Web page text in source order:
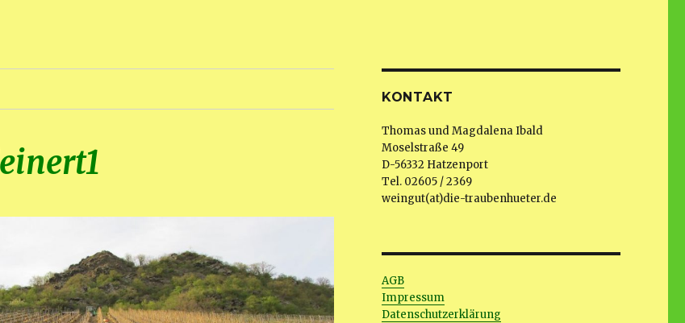
KONTAKT
Thomas und Magdalena Ibald
Moselstraße 49
D-56332 Hatzenport
Tel. 02605 / 2369
weingut(at)die-traubenhueter.de
AGB
Impressum
Datenschutzerklärung